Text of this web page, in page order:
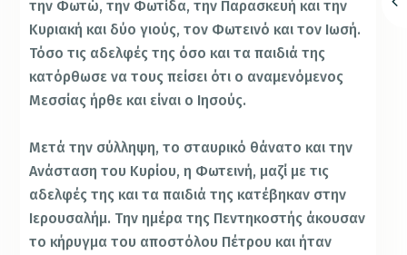
την Φωτώ, την Φωτίδα, την Παρασκευή και την
Κυριακή και δύο γιούς, τον Φωτεινό και τον Ιωσή.
Τόσο τις αδελφές της όσο και τα παιδιά της
κατόρθωσε να τους πείσει ότι ο αναμενόμενος
Μεσσίας ήρθε και είναι ο Ιησούς.
Μετά την σύλληψη, το σταυρικό θάνατο και την
Ανάσταση του Κυρίου, η Φωτεινή, μαζί με τις
αδελφές της και τα παιδιά της κατέβηκαν στην
Ιερουσαλήμ. Την ημέρα της Πεντηκοστής άκουσαν
το κήρυγμα του αποστόλου Πέτρου και ήταν